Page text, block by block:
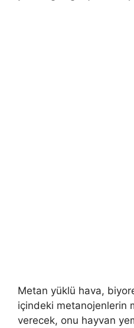
Metan yüklü hava,
içindeki metanojenlerin
verecek, onu hayvan